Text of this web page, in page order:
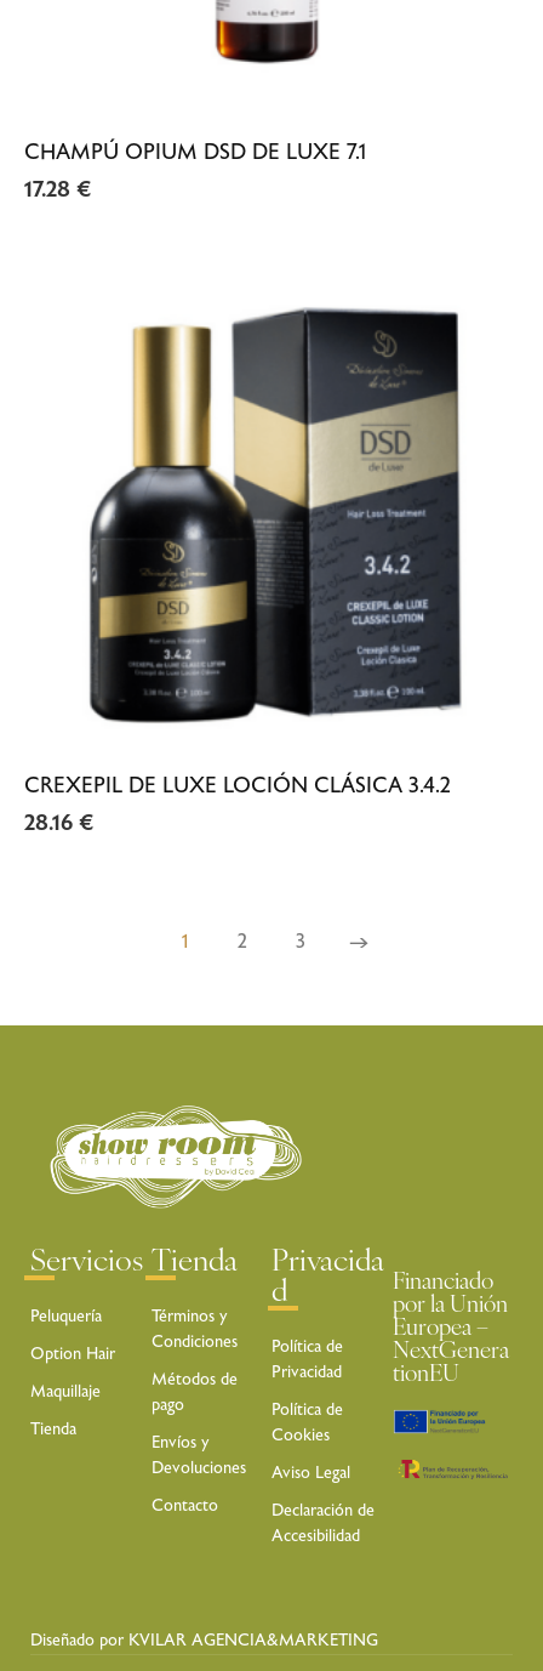
CHAMPÚ OPIUM DSD DE LUXE 7.1
17.28 €
CREXEPIL DE LUXE LOCIÓN CLÁSICA 3.4.2
28.16 €
1 2 3 →
Servicios
Peluquería
Option Hair
Maquillaje
Tienda
Tienda
Términos y
Condiciones
Métodos de
pago
Envíos y
Devoluciones
Contacto
Privacida
d
Política de
Privacidad
Política de
Cookies
Aviso Legal
Declaración de
Accesibilidad
Financiado
por la Unión
Europea –
NextGenera
tionEU
Diseñado por KVILAR AGENCIA&MARKETING